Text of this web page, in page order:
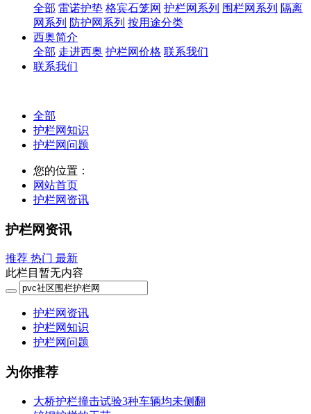
全部 雷诺护垫 格宾石笼网 护栏网系列 围栏网系列 隔离
网系列 防护网系列 按用途分类
西奥简介
全部 走进西奥 护栏网价格 联系我们
联系我们
全部
护栏网知识
护栏网问题
您的位置：
网站首页
护栏网资讯
护栏网资讯
推荐 热门 最新
此栏目暂无内容
护栏网资讯
护栏网知识
护栏网问题
为你推荐
大桥护栏撞击试验3种车辆均未侧翻